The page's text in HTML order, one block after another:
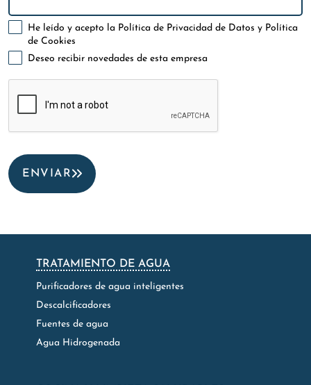
He leído y acepto la Política de Privacidad de Datos y Política
de Cookies
Deseo recibir novedades de esta empresa
ENVIAR
TRATAMIENTO DE AGUA
Purificadores de agua inteligentes
Descalcificadores
Fuentes de agua
Agua Hidrogenada